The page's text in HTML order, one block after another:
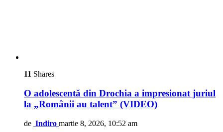
11 Shares
O adolescentă din Drochia a impresionat juriul
la „Românii au talent” (VIDEO)
de Indiro martie 8, 2026, 10:52 am